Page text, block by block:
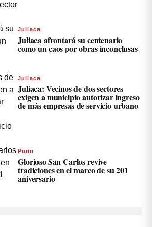
Juliaca
Juliaca afrontará su centenario
como un caos por obras inconclusas
Juliaca
Juliaca: Vecinos de dos sectores
exigen a municipio autorizar ingreso
de más empresas de servicio urbano
Puno
Glorioso San Carlos revive
tradiciones en el marco de su 201
aniversario